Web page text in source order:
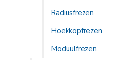
Radiusfrezen
Hoekkopfrezen
Moduulfrezen